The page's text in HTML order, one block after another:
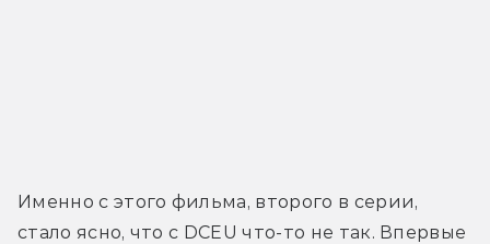
Именно с этого фильма, второго в серии,
стало ясно, что с DCEU что-то не так. Впервые